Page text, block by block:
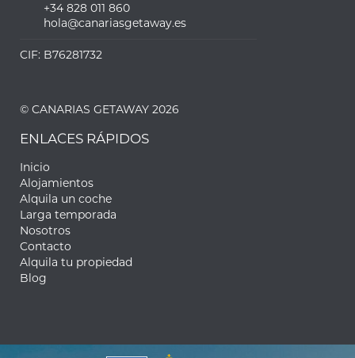
+34 828 011 860
hola@canariasgetaway.es
CIF: B76281732
© CANARIAS GETAWAY 2026
ENLACES RÁPIDOS
Inicio
Alojamientos
Alquila un coche
Larga temporada
Nosotros
Contacto
Alquila tu propiedad
Blog